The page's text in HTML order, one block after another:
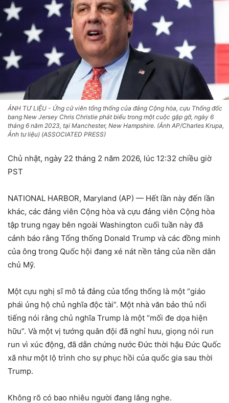
ẢNH TƯ LIỆU - Ứng cử viên tổng thống của đảng Cộng hòa, cựu Thống đốc
bang New Jersey Chris Christie phát biểu trong một cuộc gặp gỡ, ngày 6
tháng 6 năm 2023, tại Manchester, New Hampshire. (Ảnh AP/Charles Krupa,
Ảnh tư liệu) (ASSOCIATED PRESS)
Chủ nhật, ngày 22 tháng 2 năm 2026, lúc 12:32 chiều giờ
PST
NATIONAL HARBOR, Maryland (AP) — Hết lần này đến lần
khác, các đảng viên Cộng hòa và cựu đảng viên Cộng hòa
tập trung ngay bên ngoài Washington cuối tuần này đã
cảnh báo rằng Tổng thống Donald Trump và các đồng minh
của ông trong Quốc hội đang xé nát nền tảng của nền dân
chủ Mỹ.
Một cựu nghị sĩ mô tả đảng của tổng thống là một “giáo
phái ủng hộ chủ nghĩa độc tài”. Một nhà văn bảo thủ nổi
tiếng nói rằng chủ nghĩa Trump là một “mối đe dọa hiện
hữu”. Và một vị tướng quân đội đã nghỉ hưu, giọng nói run
run vì xúc động, đã dẫn chứng nước Đức thời hậu Đức Quốc
xã như một lộ trình cho sự phục hồi của quốc gia sau thời
Trump.
Không rõ có bao nhiêu người đang lắng nghe.